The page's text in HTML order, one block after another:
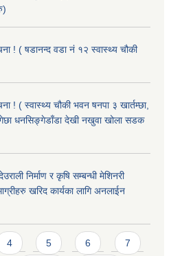
! ( षडानन्द वडा नं १२ स्वास्थ्य चौकी
! ( स्वास्थ्य चौकी भवन षनपा ३ खार्तम्छा,
धनसिङ्गेडाँडा देखी नखुवा खोला सडक
निर्माण र कृषि सम्बन्धी मेशिनरी
खरिद कार्यका लागि अनलाईन
4 5 6 7